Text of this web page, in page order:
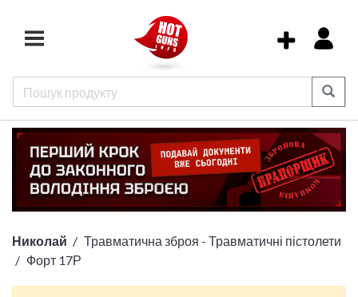
Николай
Травматична зброя - Травматичні пістолети
Форт 17Р